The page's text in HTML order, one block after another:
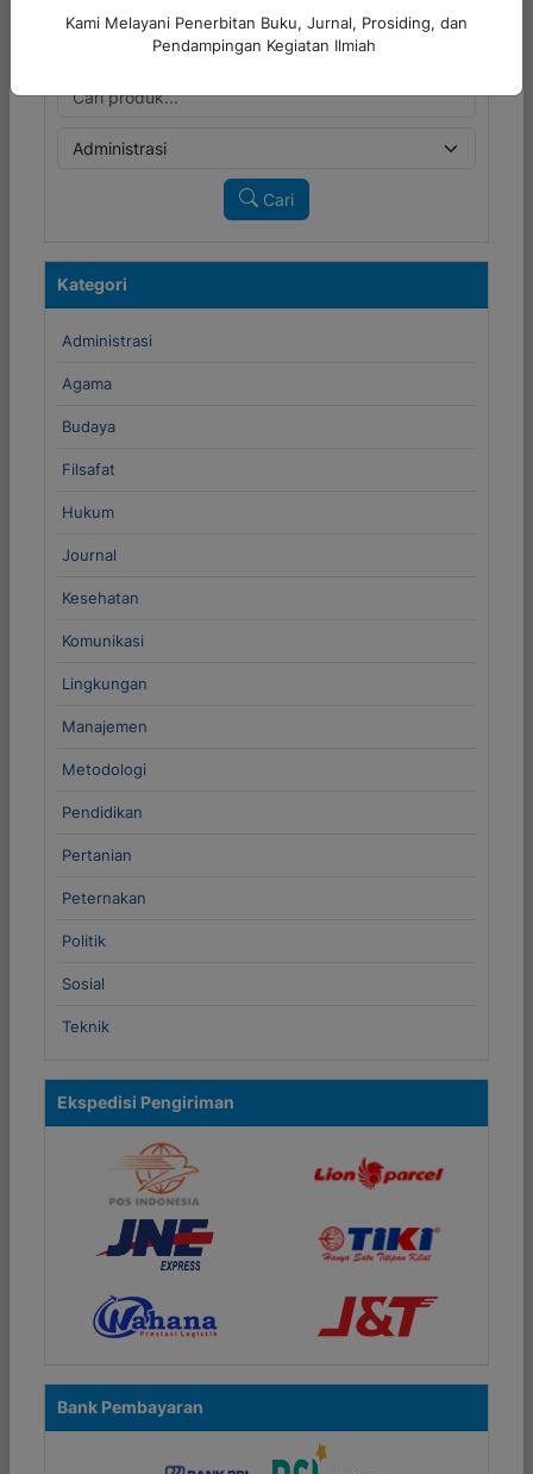
Cari Produk
Cari
Kategori
Administrasi
Agama
Budaya
Filsafat
Hukum
Journal
Kesehatan
Komunikasi
Lingkungan
Manajemen
Metodologi
Pendidikan
Pertanian
Peternakan
Politik
Sosial
Teknik
Ekspedisi Pengiriman
Bank Pembayaran
Kami Melayani Penerbitan Buku, Jurnal, Prosiding, dan
Pendampingan Kegiatan Ilmiah